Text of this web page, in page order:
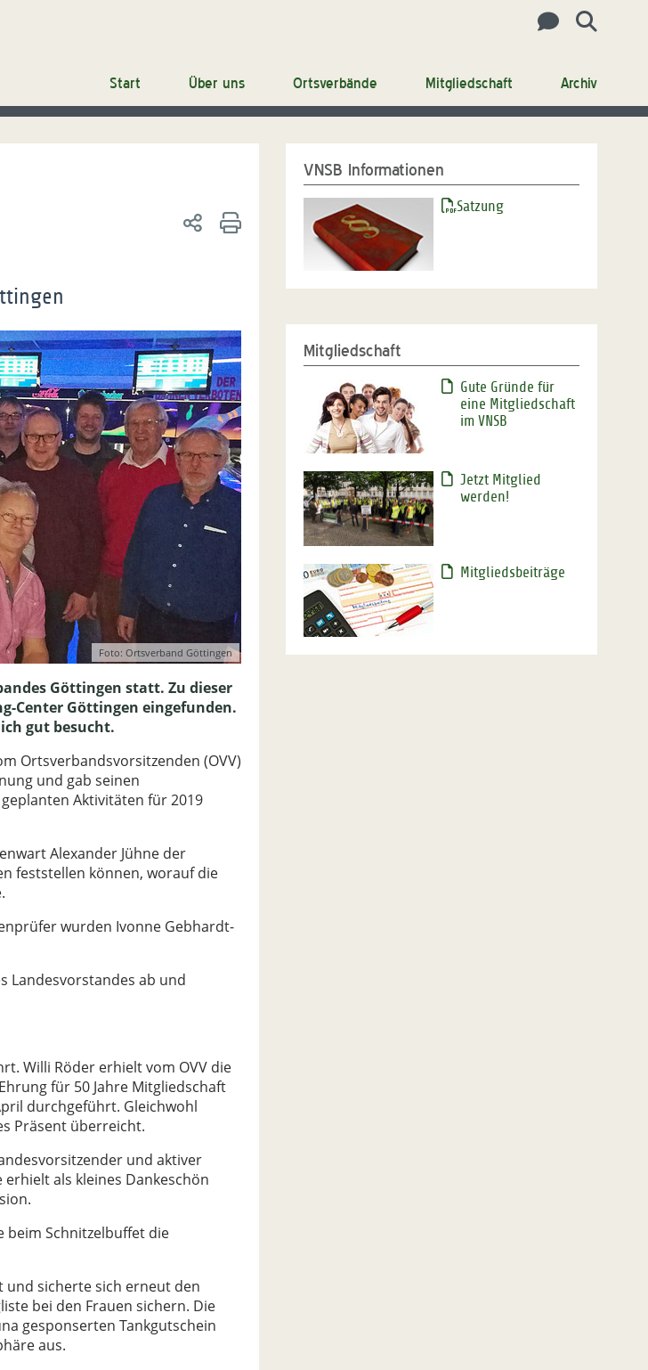
Start Über uns Ortsverbände Mitgliedschaft Archiv
Foto: Ortsverband Göttingen
Göttingen statt. Zu dieser
Center Göttingen eingefunden.
gut besucht.
Ortsverbandsvorsitzenden (OVV)
und gab seinen
Aktivitäten für 2019
Alexander Jühne der
feststellen können, worauf die
wurden Ivonne Gebhardt-
Landesvorstandes ab und
Willi Röder erhielt vom OVV die
für 50 Jahre Mitgliedschaft
durchgeführt. Gleichwohl
Präsent überreicht.
und aktiver
erhielt als kleines Dankeschön
beim Schnitzelbuffet die
und sicherte sich erneut den
bei den Frauen sichern. Die
gesponserten Tankgutschein
aus.
VNSB Informationen
Satzung
Mitgliedschaft
Gute Gründe für
eine Mitgliedschaft
im VNSB
Jetzt Mitglied
werden!
Mitgliedsbeiträge